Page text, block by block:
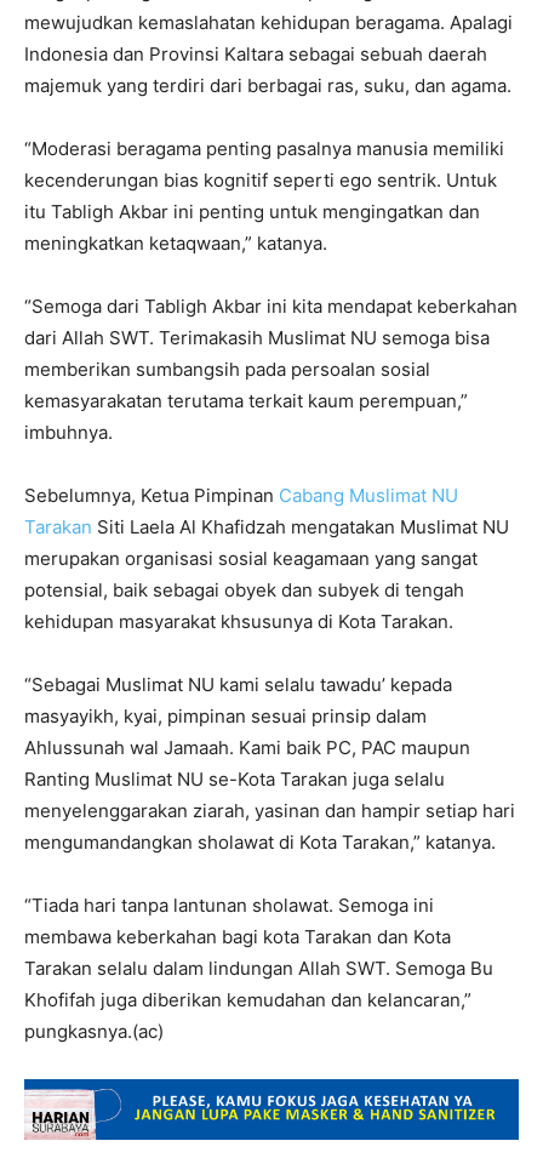
mewujudkan kemaslahatan kehidupan beragama. Apalagi
Indonesia dan Provinsi Kaltara sebagai sebuah daerah
majemuk yang terdiri dari berbagai ras, suku, dan agama.
“Moderasi beragama penting pasalnya manusia memiliki
kecenderungan bias kognitif seperti ego sentrik. Untuk
itu Tabligh Akbar ini penting untuk mengingatkan dan
meningkatkan ketaqwaan,” katanya.
“Semoga dari Tabligh Akbar ini kita mendapat keberkahan
dari Allah SWT. Terimakasih Muslimat NU semoga bisa
memberikan sumbangsih pada persoalan sosial
kemasyarakatan terutama terkait kaum perempuan,”
imbuhnya.
Sebelumnya, Ketua Pimpinan Cabang Muslimat NU
Tarakan Siti Laela Al Khafidzah mengatakan Muslimat NU
merupakan organisasi sosial keagamaan yang sangat
potensial, baik sebagai obyek dan subyek di tengah
kehidupan masyarakat khsusunya di Kota Tarakan.
“Sebagai Muslimat NU kami selalu tawadu’ kepada
masyayikh, kyai, pimpinan sesuai prinsip dalam
Ahlussunah wal Jamaah. Kami baik PC, PAC maupun
Ranting Muslimat NU se-Kota Tarakan juga selalu
menyelenggarakan ziarah, yasinan dan hampir setiap hari
mengumandangkan sholawat di Kota Tarakan,” katanya.
“Tiada hari tanpa lantunan sholawat. Semoga ini
membawa keberkahan bagi kota Tarakan dan Kota
Tarakan selalu dalam lindungan Allah SWT. Semoga Bu
Khofifah juga diberikan kemudahan dan kelancaran,”
pungkasnya.(ac)